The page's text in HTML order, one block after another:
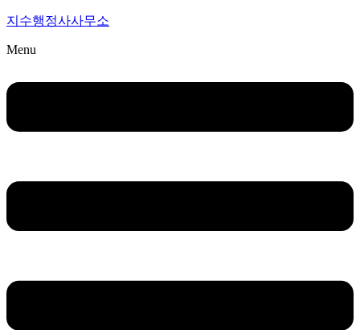
지수행정사사무소
Menu